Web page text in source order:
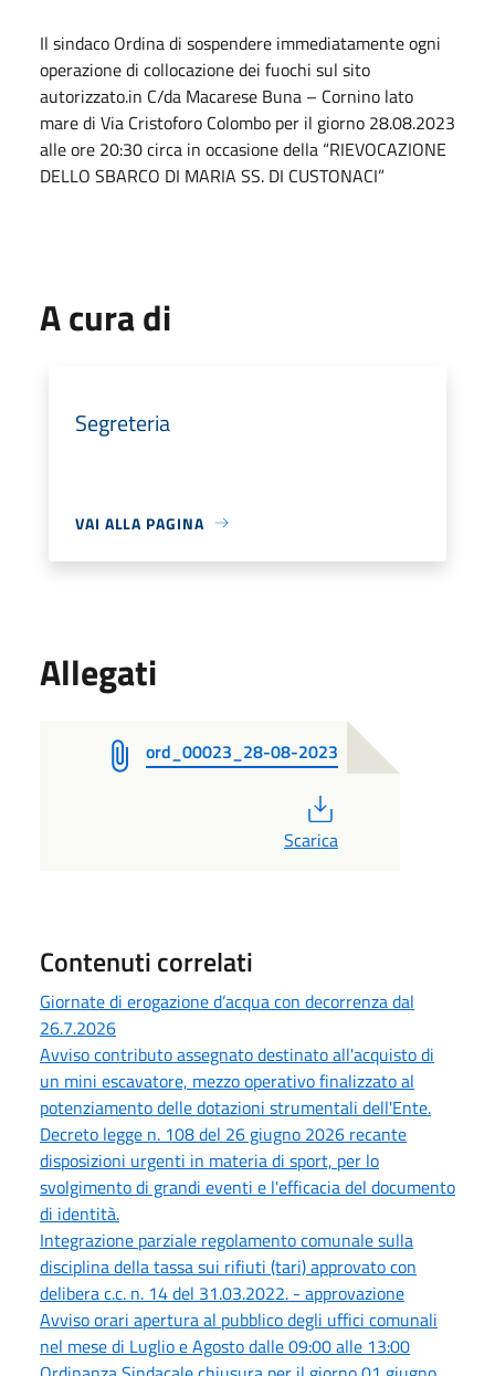
Il sindaco Ordina di sospendere immediatamente ogni
operazione di collocazione dei fuochi sul sito
autorizzato.in C/da Macarese Buna – Cornino lato
mare di Via Cristoforo Colombo per il giorno 28.08.2023
alle ore 20:30 circa in occasione della “RIEVOCAZIONE
DELLO SBARCO DI MARIA SS. DI CUSTONACI”
A cura di
Segreteria
VAI ALLA PAGINA
Allegati
ord_00023_28-08-2023
Scarica
Contenuti correlati
Giornate di erogazione d’acqua con decorrenza dal
26.7.2026
Avviso contributo assegnato destinato all'acquisto di
un mini escavatore, mezzo operativo finalizzato al
potenziamento delle dotazioni strumentali dell'Ente.
Decreto legge n. 108 del 26 giugno 2026 recante
disposizioni urgenti in materia di sport, per lo
svolgimento di grandi eventi e l'efficacia del documento
di identità.
Integrazione parziale regolamento comunale sulla
disciplina della tassa sui rifiuti (tari) approvato con
delibera c.c. n. 14 del 31.03.2022. - approvazione
Avviso orari apertura al pubblico degli uffici comunali
nel mese di Luglio e Agosto dalle 09:00 alle 13:00